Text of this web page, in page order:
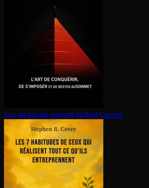
Les 48 lois du pouvoir Robert Greene